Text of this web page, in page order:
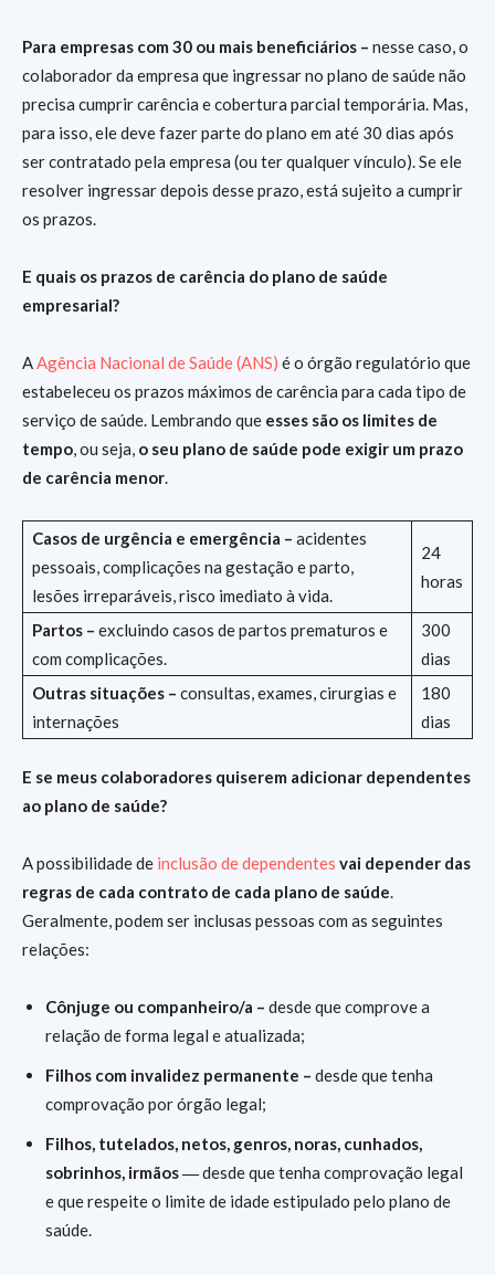
Para empresas com 30 ou mais beneficiários – nesse caso, o
colaborador da empresa que ingressar no plano de saúde não
precisa cumprir carência e cobertura parcial temporária. Mas,
para isso, ele devefazer parte do plano em até 30 dias após
ser contratado pela empresa (ou ter qualquer vínculo). Se ele
resolver ingressar depois desse prazo, está sujeito a cumprir
os prazos.
E quais os prazos de carência do plano de saúde
empresarial?
A Agência Nacional de Saúde (ANS) é o órgão regulatório que
estabeleceu os prazos máximos de carência para cada tipo de
serviço de saúde. Lembrando que esses são os limites de
tempo , ou seja, o seu plano de saúde pode exigir um prazo
de carência menor
Casos de urgência e emergência – acidentes
pessoais, complicações na gestação e parto,
lesões irreparáveis, risco imediato à vida.
24
horas
Partos – excluindo casos de partos prematuros e
com complicações.
300
dias
Outras situações – consultas, exames, cirurgias e
internações
180
dias
E se meus colaboradores quiserem adicionar dependentes
ao plano de saúde?
A possibilidade de inclusão de dependentes vai depender das
regras de cada contrato de cada plano de saúde
Geralmente, podem ser inclusas pessoas com as seguintes
relações:
Cônjuge ou companheiro/a – desde que comprove a
relação de forma legal e atualizada;
Filhos com invalidez permanente – desde que tenha
comprovação por órgão legal;
Filhos, tutelados, netos, genros, noras, cunhados,
sobrinhos, irmãos ―desde que tenha comprovação legal
e que respeite o limite de idade estipulado pelo plano de
saúde.